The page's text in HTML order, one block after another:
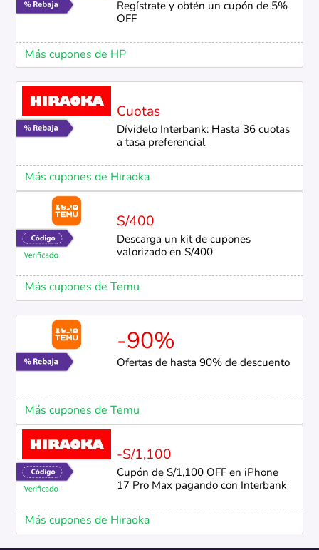
Regístrate y obtén un cupón de 5%
OFF
Más cupones de HP
Cuotas
Dívidelo Interbank: Hasta 36 cuotas
a tasa preferencial
Más cupones de Hiraoka
S/400
Descarga un kit de cupones
valorizado en S/400
Más cupones de Temu
-90%
Ofertas de hasta 90% de descuento
Más cupones de Temu
-S/1,100
Cupón de S/1,100 OFF en iPhone
17 Pro Max pagando con Interbank
Más cupones de Hiraoka